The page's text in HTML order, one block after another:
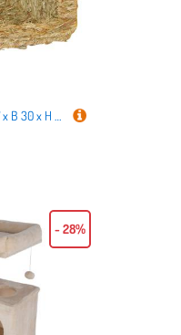
Kerbl Pet Grashaus XL - L 37 x B 30 x H 28 cm
- 28%